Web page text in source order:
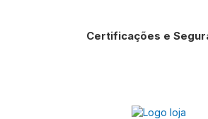
Certificações e